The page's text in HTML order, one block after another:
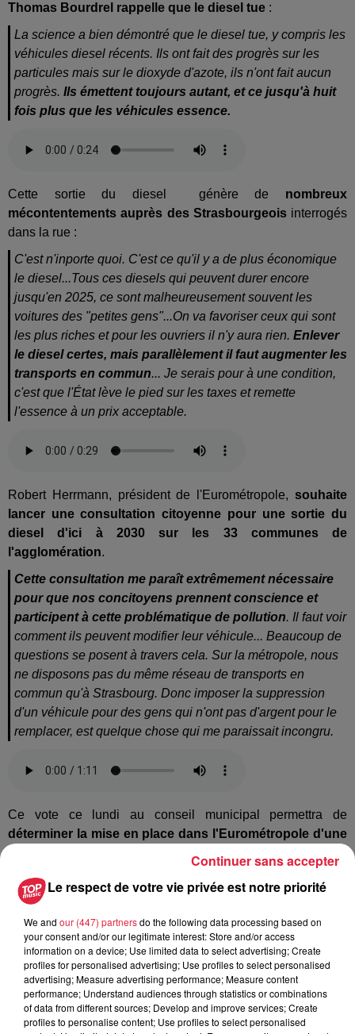
Thomas Bourdrel rappelle que le diesel tue :
La science a bien démontré que le diesel tue, y compris les
véhicules diesel récents. Ils ont fait des progrès sur les
particules mais sur le dioxyde d'azote, ils n'ont fait aucun
progrès. Ils émettent toujours autant, et ce jusqu'à huit
fois plus que les véhicules essence.
Cette sortie du diesel génère de nombreux
mécontentements auprès des Strasbourgeoisinterrogés
dans la rue :
C'est n'inporte quoi. C'est ce qu'il y a de plus économique
le diesel...Tous ces diesels qui peuvent durer encore
jusqu'en 2025, ce sont malheureusement souvent les
voitures des "petites gens"...On va favoriser ceux qui sont
les plus riches et pour les ouvriers il n'y aura rien. Enlever
le diesel certes, mais parallèlement il faut augmenter les
transports en commun... Je serais pour à une condition,
c'est que l'État lève le pied sur les taxes et remette
l'essence à un prix acceptable.
Robert Herrmann, président de l'Eurométropole, souhaite
lancer une consultation citoyenne pour une sortie du
diesel d'ici à 2030 sur les 33 communes de
l'agglomération.
Cette consultation me paraît extrêmement nécessaire
pour que nos concitoyens prennent conscience et
participent à cette problématique de pollution. Il faut voir
comment ils peuvent modifier leur véhicule... Beaucoup de
questions se posent à travers cela. Sur la métropole, nous
ne disposons pas du même réseau de transports en
commun qu'à Strasbourg. Donc imposer la suppression
d'un véhicule pour des gens qui n'ont pas d'argent pour le
remplacer, est quelque chose qui me paraissait incongru.
Ce vote ce lundi au conseil municipal permettra de
déterminer la mise en place dans l'Eurométropole d'une
. Strasbourg
devrait rejoindre les nombreuses villes françaises comme
ZFE.
Publié : 23 septembre 2019 à 19h00 - Modifié : 30 octobre
Le respect de votre vie privée est notre priorité
We and our (447) partnersdo the following data processing based on
your consent and/or our legitimate interest: Store and/or access
information on a device; Use limited data to select advertising; Create
profiles for personalised advertising; Use profiles to select personalised
advertising; Measure advertising performance; Measure content
performance; Understand audiences through statistics or combinations
of data from different sources; Develop and improve services; Create
profiles to personalise content; Use profiles to select personalised
Continuer sans accepter